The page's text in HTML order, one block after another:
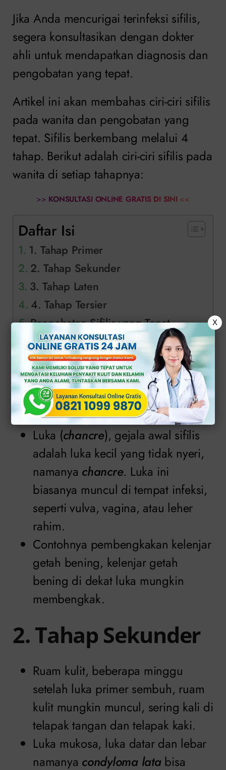
Jika Anda mencurigai terinfeksi sifilis,
segera konsultasikan dengan dokter
ahli untuk mendapatkan diagnosis dan
pengobatan yang tepat.
Artikel ini akan membahas ciri-ciri sifilis
pada wanita dan pengobatan yang
tepat. Sifilis berkembang melalui 4
tahap. Berikut adalah ciri-ciri sifilis pada
wanita di setiap tahapnya:
>> KONSULTASI ONLINE GRATIS DI SINI <<
Daftar Isi
1. Tahap Primer
2. Tahap Sekunder
3. Tahap Laten
4. Tahap Tersier
Pengobatan Sifilis yang Tepat
Solusi Tepat Penanganan Sifilis di
Klinik Apollo
1. Tahap Primer
Luka (chancre), gejala awal sifilis
adalah luka kecil yang tidak nyeri,
namanya chancre. Luka ini
biasanya muncul di tempat infeksi,
seperti vulva, vagina, atau leher
rahim.
Contohnya pembengkakan kelenjar
getah bening, kelenjar getah
bening di dekat luka mungkin
membengkak.
2. Tahap Sekunder
Ruam kulit, beberapa minggu
setelah luka primer sembuh, ruam
kulit mungkin muncul, sering kali di
telapak tangan dan telapak kaki.
Luka mukosa, luka datar dan lebar
namanya condyloma latabisa
X